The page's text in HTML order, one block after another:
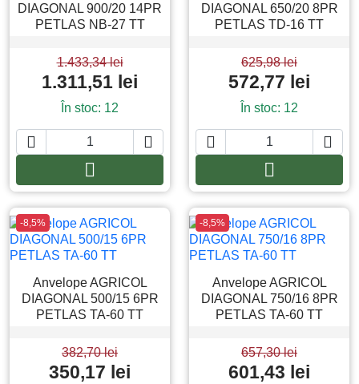
DIAGONAL 900/20 14PR
PETLAS NB-27 TT
1.311,51 lei
1.433,34 lei
În stoc: 12
 

DIAGONAL 650/20 8PR
PETLAS TD-16 TT
572,77 lei
625,98 lei
În stoc: 12
 

-8,5%
Anvelope AGRICOL
DIAGONAL 500/15 6PR
PETLAS TA-60 TT
350,17 lei
382,70 lei
-8,5%
Anvelope AGRICOL
DIAGONAL 750/16 8PR
PETLAS TA-60 TT
601,43 lei
657,30 lei